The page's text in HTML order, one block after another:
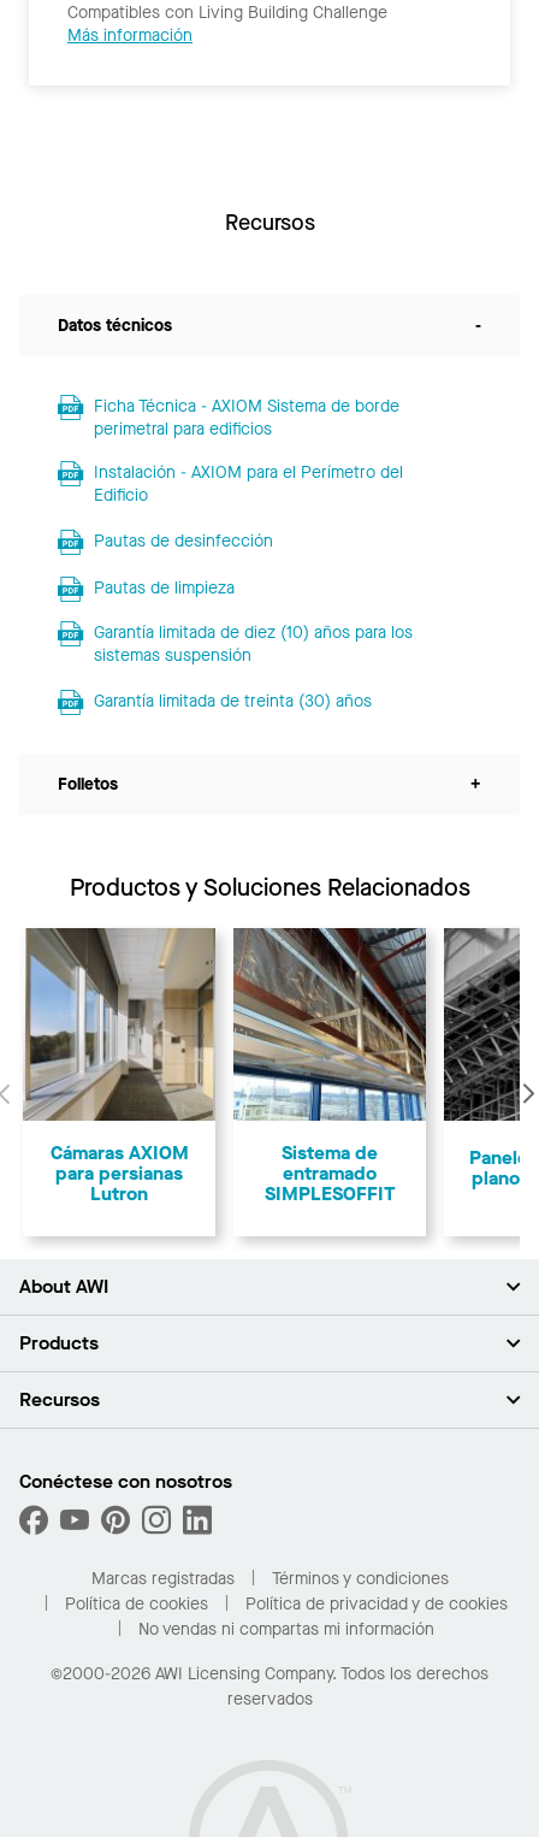
Compatibles con Living Building Challenge
Más información
Recursos
Datos técnicos -
Ficha Técnica - AXIOM Sistema de borde
perimetral para edificios
Instalación - AXIOM para el Perímetro del
Edificio
Pautas de desinfección
Pautas de limpieza
Garantía limitada de diez (10) años para los
sistemas suspensión
Garantía limitada de treinta (30) años
Folletos +
Productos y Soluciones Relacionados
Anterior
Cámaras AXIOM
para persianas
Lutron
Sistema de
entramado
SIMPLESOFFIT
planos
About AWI
Acerca de nosotros
Sala de prensa
¿Cuáles son mis opciones de compra?
Products
Plafones
Capacidades personalizadas
Desempeño
Recursos
Buscar un distribuidor
Solicitar muestras
Compre en línea con Kanopi
Para el hogar
Conéctese con nosotros
Marcas registradas
Términos y condiciones
Política de cookies
Política de privacidad y de cookies
No vendas ni compartas mi información
©2000-2026 AWI Licensing Company. Todos los derechos
reservados